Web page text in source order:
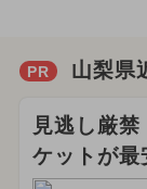
PR 山梨県
見逃し厳
ケットが最